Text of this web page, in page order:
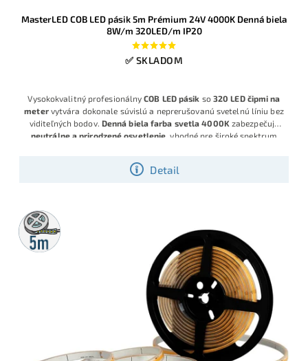
MasterLED COB LED pásik 5m Prémium 24V 4000K Denná biela
8W/m 320LED/m IP20
✅ SKLADOM
Detail
Vysokokvalitný profesionálnyCOB LED pásik so 320 LED čipmi na
metervytvára dokonale súvislú a neprerušovanú svetelnú líniu bez
viditeľných bodov. Denná biela farba svetla 4000K zabezpečuje
neutrálne a prirodzené osvetlenie , vhodné pre široké spektrum
nízkej spotreby energie
zároveň efektívne riešenie.
5m
rolka